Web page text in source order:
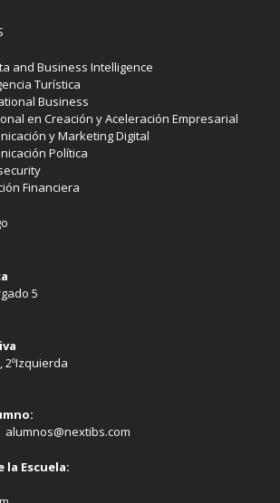
and Business Intelligence
Turística
Business
en Creación y Aceleración Empresarial
y Marketing Digital
Política
Financiera
5
2ºIzquierda
alumnos@nextibs.com
Escuela: